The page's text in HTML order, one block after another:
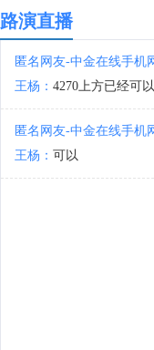
03:04:14
墨西哥央行：增长面临显
03:04:00
路演直播
匿名网友-中金在线手机
王杨： 4270上方已经可
匿名网友-中金在线手机
王杨： 可以